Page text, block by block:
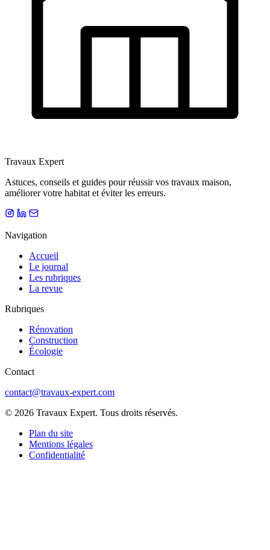
Travaux Expert
Astuces, conseils et guides pour réussir vos travaux maison,
améliorer votre habitat et éviter les erreurs.
Navigation
Accueil
Le journal
Les rubriques
La revue
Rubriques
Rénovation
Construction
Écologie
Contact
contact@travaux-expert.com
© 2026 Travaux Expert. Tous droits réservés.
Plan du site
Mentions légales
Confidentialité